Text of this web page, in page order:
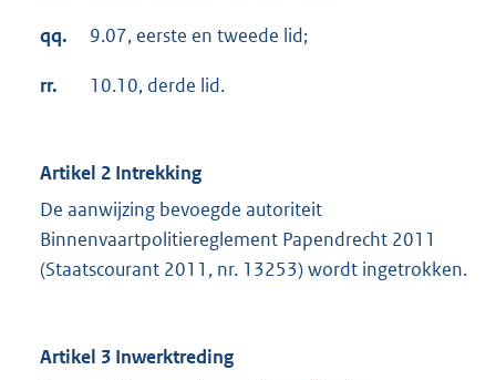
qq. 9.07, eerste en tweede lid;
rr. 10.10, derde lid.
Artikel 2 Intrekking
De aanwijzing bevoegde autoriteit
Binnenvaartpolitiereglement Papendrecht 2011
(Staatscourant 2011, nr. 13253) wordt ingetrokken.
Artikel 3 Inwerktreding